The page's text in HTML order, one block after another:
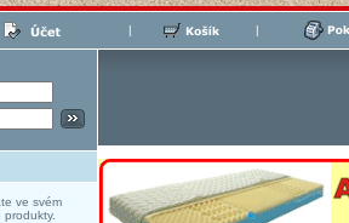
| |
ve svém